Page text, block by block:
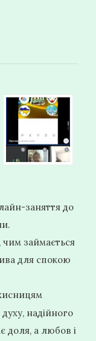
заняття до
чим займається
для спокою
надійного
доля, а любов і